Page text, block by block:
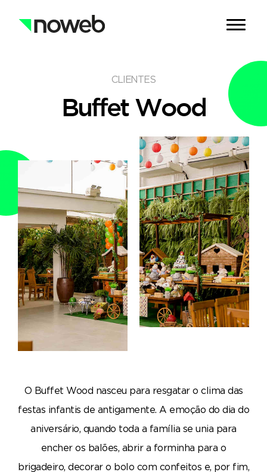
CLIENTES
Buffet Wood
O Buffet Wood nasceu para resgatar o clima das
festas infantis de antigamente. A emoção do dia do
aniversário, quando toda a família se unia para
encher os balões, abrir a forminha para o
brigadeiro, decorar o bolo com confeitos e, por fim,